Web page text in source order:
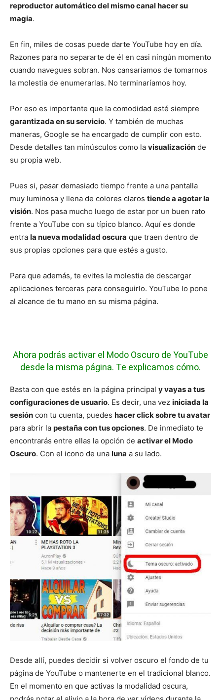
reproductor automático del mismo canal hacer su
magia.
En fin, miles de cosas puede darte YouTube hoy en día.
Razones para no separarte de él en casi ningún momento
cuando navegues sobran. Nos cansaríamos de tomarnos
la molestia de enumerarlas. No terminaríamos hoy.
Por eso es importante que la comodidad esté siempre
garantizada en su servicio. Y también de muchas
maneras, Google se ha encargado de cumplir con esto.
Desde detalles tan minúsculos como la visualización de
su propia web.
Pues si, pasar demasiado tiempo frente a una pantalla
muy luminosa y llena de colores claros tiende a agotar la
visión. Nos pasa mucho luego de estar por un buen rato
frente a YouTube con su típico blanco. Aquí es donde
entra la nueva modalidad oscura que traen dentro de
sus propias opciones para que estés a gusto.
Para que además, te evites la molestia de descargar
aplicaciones terceras para conseguirlo. YouTube lo pone
al alcance de tu mano en su misma página.
Ahora podrás activar el Modo Oscuro de YouTube
desde la misma página. Te explicamos cómo.
Basta con que estés en la página principal y vayas a tus
configuraciones de usuario. Es decir, una vez iniciada la
sesión con tu cuenta, puedes hacer click sobre tu avatar
para abrir la pestaña con tus opciones. De inmediato te
encontrarás entre ellas la opción de activar el Modo
Oscuro. Con el icono de una luna a su lado.
Desde allí, puedes decidir si volver oscuro el fondo de tu
página de YouTube o mantenerte en el tradicional blanco.
En el momento en que activas la modalidad oscura,